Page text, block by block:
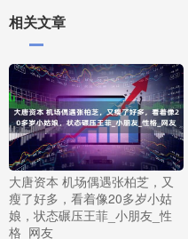
相关文章
大唐资本 机场偶遇张柏芝，又
瘦了好多，看着像20多岁小姑
娘，状态碾压王菲_小朋友_性
格_网友